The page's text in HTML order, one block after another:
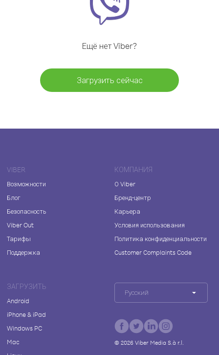
Ещё нет Viber?
Загрузить сейчас
VIBER
Возможности
Блог
Безопасность
Viber Out
Тарифы
Поддержка
КОМПАНИЯ
О Viber
Бренд-центр
Карьера
Условия использования
Политика конфиденциальности
Customer Complaints Code
ЗАГРУЗИТЬ
Android
iPhone & iPad
Windows PC
Mac
Русский
© 2026Viber Media S.à r.l.